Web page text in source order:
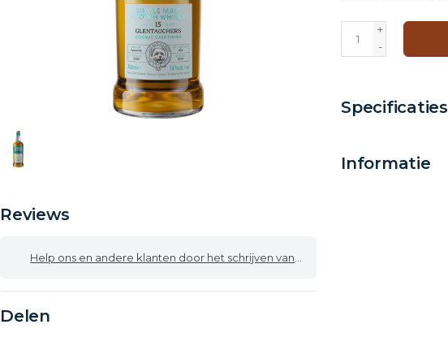
Reviews
Help ons en andere klanten door het schrijven van een review
Delen
+
-
Specificaties
Informatie